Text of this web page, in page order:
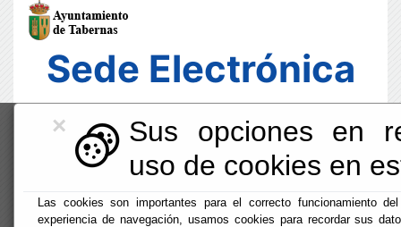
×
Sus opciones en
uso de cookies en
Las cookies son importantes para el correcto funcionamiento
experiencia de navegación, usamos cookies para recordar sus
Sede Electrónica